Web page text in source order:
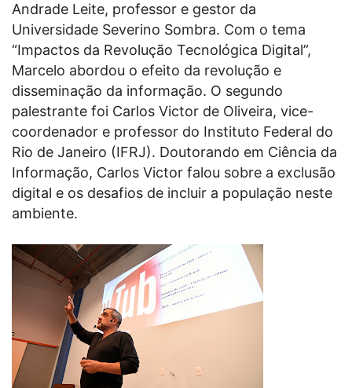
Andrade Leite, professor e gestor da
Universidade Severino Sombra. Com o tema
“Impactos da Revolução Tecnológica Digital”,
Marcelo abordou o efeito da revolução e
disseminação da informação. O segundo
palestrante foi Carlos Victor de Oliveira, vice-
coordenador e professor do Instituto Federal do
Rio de Janeiro (IFRJ). Doutorando em Ciência da
Informação, Carlos Victor falou sobre a exclusão
digital e os desafios de incluir a população neste
ambiente.